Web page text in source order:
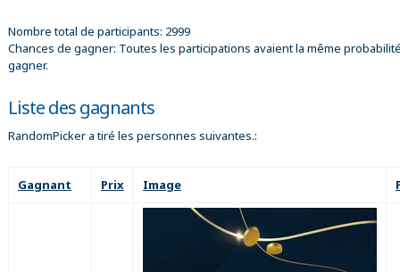
Nombre total de participants: 2999
Chances de gagner: Toutes les participations avaient la même
gagner.
Liste des gagnants
RandomPicker a tiré les personnes suivantes.:
Gagnant Prix Image